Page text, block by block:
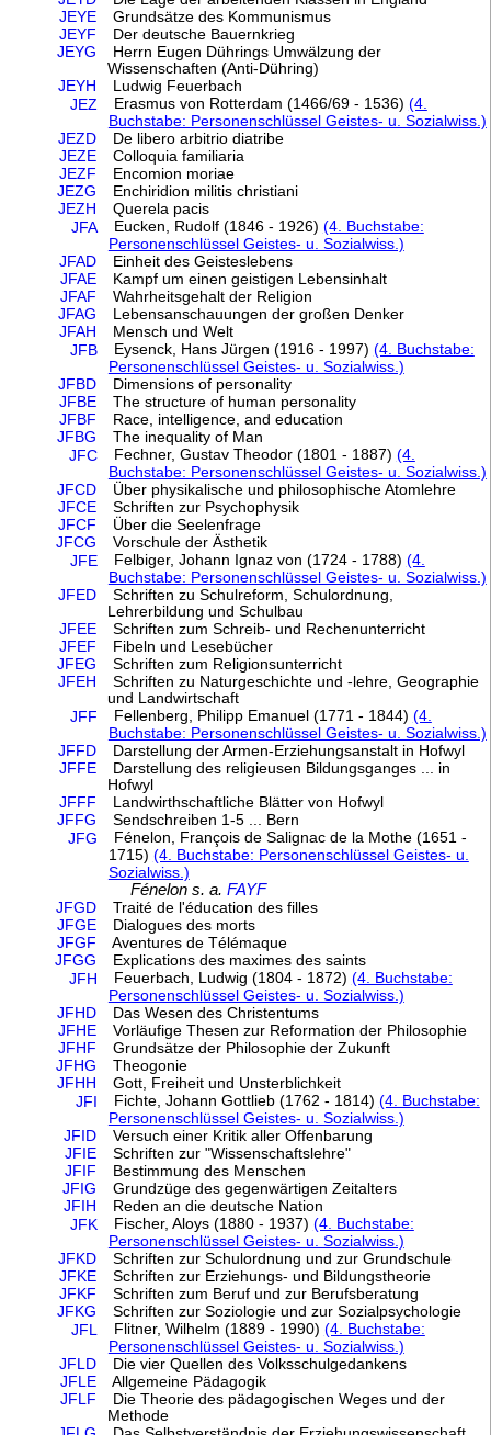
JEYE
Grundsätze des Kommunismus
JEYF
Der deutsche Bauernkrieg
JEYG
Herrn Eugen Dührings Umwälzung der
Wissenschaften (Anti-Dühring)
JEYH
Ludwig Feuerbach
JEZ Erasmus von Rotterdam (1466/69 - 1536) (4.
Buchstabe: Personenschlüssel Geistes- u. Sozialwiss.)
JEZD
De libero arbitrio diatribe
JEZE
Colloquia familiaria
JEZF
Encomion moriae
JEZG
Enchiridion militis christiani
JEZH
Querela pacis
JFA Eucken, Rudolf (1846 - 1926) (4. Buchstabe:
Personenschlüssel Geistes- u. Sozialwiss.)
JFAD
Einheit des Geisteslebens
JFAE
Kampf um einen geistigen Lebensinhalt
JFAF
Wahrheitsgehalt der Religion
JFAG
Lebensanschauungen der großen Denker
JFAH
Mensch und Welt
JFB Eysenck, Hans Jürgen (1916 - 1997) (4. Buchstabe:
Personenschlüssel Geistes- u. Sozialwiss.)
JFBD
Dimensions of personality
JFBE
The structure of human personality
JFBF
Race, intelligence, and education
JFBG
The inequality of Man
JFC Fechner, Gustav Theodor (1801 - 1887) (4.
Buchstabe: Personenschlüssel Geistes- u. Sozialwiss.)
JFCD
Über physikalische und philosophische Atomlehre
JFCE
Schriften zur Psychophysik
JFCF
Über die Seelenfrage
JFCG
Vorschule der Ästhetik
JFE Felbiger, Johann Ignaz von (1724 - 1788) (4.
Buchstabe: Personenschlüssel Geistes- u. Sozialwiss.)
JFED
Schriften zu Schulreform, Schulordnung,
Lehrerbildung und Schulbau
JFEE
Schriften zum Schreib- und Rechenunterricht
JFEF
Fibeln und Lesebücher
JFEG
Schriften zum Religionsunterricht
JFEH
Schriften zu Naturgeschichte und -lehre, Geographie
und Landwirtschaft
JFF Fellenberg, Philipp Emanuel (1771 - 1844) (4.
Buchstabe: Personenschlüssel Geistes- u. Sozialwiss.)
JFFD
Darstellung der Armen-Erziehungsanstalt in Hofwyl
JFFE
Darstellung des religieusen Bildungsganges ... in
Hofwyl
JFFF
Landwirthschaftliche Blätter von Hofwyl
JFFG
Sendschreiben 1-5 ... Bern
JFG
Fénelon, François de Salignac de la Mothe (1651 -
1715) (4. Buchstabe: Personenschlüssel Geistes- u.
Sozialwiss.)
Fénelon s. a. FAYF
JFGD
Traité de l'éducation des filles
JFGE
Dialogues des morts
JFGF
Aventures de Télémaque
JFGG
Explications des maximes des saints
JFH Feuerbach, Ludwig (1804 - 1872) (4. Buchstabe:
Personenschlüssel Geistes- u. Sozialwiss.)
JFHD
Das Wesen des Christentums
JFHE
Vorläufige Thesen zur Reformation der Philosophie
JFHF
Grundsätze der Philosophie der Zukunft
JFHG
Theogonie
JFHH
Gott, Freiheit und Unsterblichkeit
JFI Fichte, Johann Gottlieb (1762 - 1814) (4. Buchstabe:
Personenschlüssel Geistes- u. Sozialwiss.)
JFID
Versuch einer Kritik aller Offenbarung
JFIE
Schriften zur "Wissenschaftslehre"
JFIF
Bestimmung des Menschen
JFIG
Grundzüge des gegenwärtigen Zeitalters
JFIH
Reden an die deutsche Nation
JFK Fischer, Aloys (1880 - 1937) (4. Buchstabe:
Personenschlüssel Geistes- u. Sozialwiss.)
JFKD
Schriften zur Schulordnung und zur Grundschule
JFKE
Schriften zur Erziehungs- und Bildungstheorie
JFKF
Schriften zum Beruf und zur Berufsberatung
JFKG
Schriften zur Soziologie und zur Sozialpsychologie
JFL Flitner, Wilhelm (1889 - 1990) (4. Buchstabe:
Personenschlüssel Geistes- u. Sozialwiss.)
JFLD
Die vier Quellen des Volksschulgedankens
JFLE
Allgemeine Pädagogik
JFLF
Die Theorie des pädagogischen Weges und der
Methode